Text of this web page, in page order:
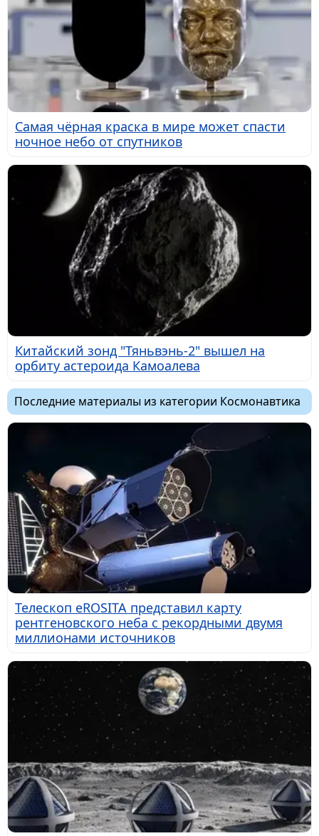
Самая чёрная краска в мире может спасти
ночное небо от спутников
Китайский зонд "Тяньвэнь-2" вышел на
орбиту астероида Камоалева
Последние материалы из категории Космонавтика
Телескоп eROSITA представил карту
рентгеновского неба с рекордными двумя
миллионами источников